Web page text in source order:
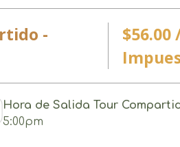
-
Hora de Salida Tour
5:00pm